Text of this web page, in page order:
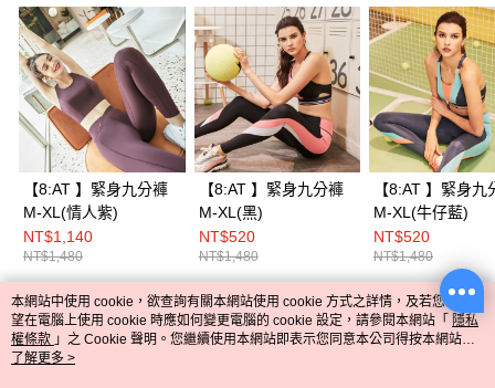
【8:AT 】緊身九分褲
M-XL(情人紫)
NT$1,140
NT$1,480
【8:AT 】緊身九分褲
M-XL(黑)
NT$520
NT$1,480
【8:AT 】緊身九
M-XL(牛仔藍)
NT$520
NT$1,480
熱門標籤
本網站中使用 cookie，欲查詢有關本網站使用 cookie 方式之詳情，及若您不希
望在電腦上使用 cookie 時應如何變更電腦的 cookie 設定，請參閱本網站「 隱私
權條款 」之 Cookie 聲明。您繼續使用本網站即表示您同意本公司得按本網站使
用條款之 Cookie 聲明使用 cookie。
了解更多 >